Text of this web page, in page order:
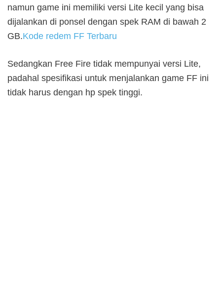
namun game ini memiliki versi Lite kecil yang bisa
dijalankan di ponsel dengan spek RAM di bawah 2
GB.Kode redem FF Terbaru
Sedangkan Free Fire tidak mempunyai versi Lite,
padahal spesifikasi untuk menjalankan game FF ini
tidak harus dengan hp spek tinggi.